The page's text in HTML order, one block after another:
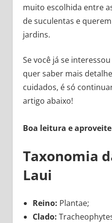
muito escolhida entre
de suculentas e
jardins.
Se você já se
quer saber mais
cuidados, é só
artigo abaixo!
Boa leitura e
Taxonomia
Laui
Reino: Plantae;
Clado: